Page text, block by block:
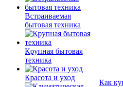
Встраиваемая
бытовая техника
Крупная бытовая
техника
Красота и уход
Как